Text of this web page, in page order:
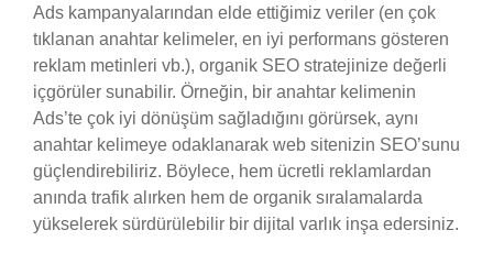
Ads kampanyalarından elde ettiğimiz veriler (en çok
tıklanan anahtar kelimeler, en iyi performans gösteren
reklam metinleri vb.), organik SEO stratejinize değerli
içgörüler sunabilir. Örneğin, bir anahtar kelimenin
Ads’te çok iyi dönüşüm sağladığını görürsek, aynı
anahtar kelimeye odaklanarak web sitenizin SEO’sunu
güçlendirebiliriz. Böylece, hem ücretli reklamlardan
anında trafik alırken hem de organik sıralamalarda
yükselerek sürdürülebilir bir dijital varlık inşa edersiniz.